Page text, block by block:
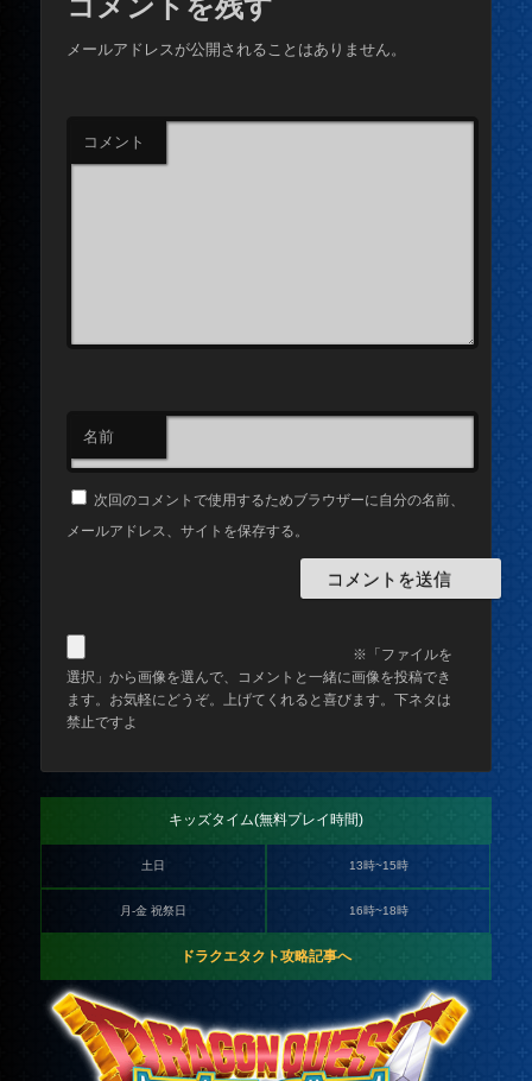
コメントを残す
メールアドレスが公開されることはありません。
コメント
名前
次回のコメントで使用するためブラウザーに自分の名前、
メールアドレス、サイトを保存する。
※「ファイルを
選択」から画像を選んで、コメントと一緒に画像を投稿でき
ます。お気軽にどうぞ。上げてくれると喜びます。下ネタは
禁止ですよ
キッズタイム(無料プレイ時間)
土日 13時~15時
月-金 祝祭日 16時~18時
ドラクエタクト攻略記事へ